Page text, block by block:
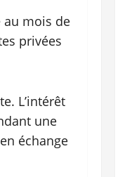
au mois de
privées
L’intérêt
une
échange